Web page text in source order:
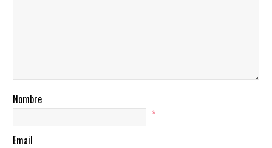
Nombre
*
Email